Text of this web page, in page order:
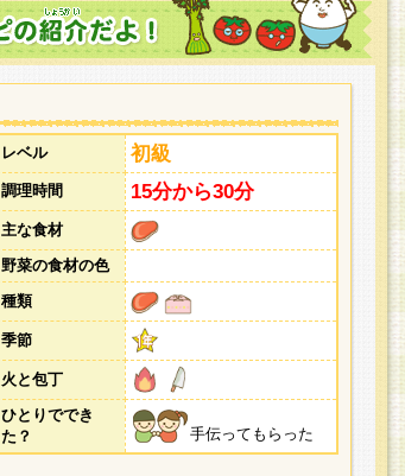
レベル 初級
調理時間 15分から30分
主な食材
野菜の食材の色
種類
季節
火と包丁
ひとりででき
た？
手伝ってもらった